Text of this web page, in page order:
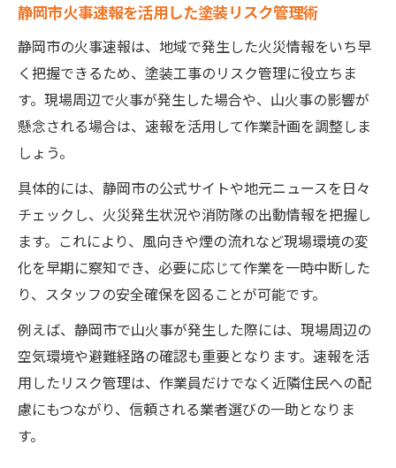
静岡市火事速報を活用した塗装リスク管理術
静岡市の火事速報は、地域で発生した火災情報をいち早
く把握できるため、塗装工事のリスク管理に役立ちま
す。現場周辺で火事が発生した場合や、山火事の影響が
懸念される場合は、速報を活用して作業計画を調整しま
しょう。
具体的には、静岡市の公式サイトや地元ニュースを日々
チェックし、火災発生状況や消防隊の出動情報を把握し
ます。これにより、風向きや煙の流れなど現場環境の変
化を早期に察知でき、必要に応じて作業を一時中断した
り、スタッフの安全確保を図ることが可能です。
例えば、静岡市で山火事が発生した際には、現場周辺の
空気環境や避難経路の確認も重要となります。速報を活
用したリスク管理は、作業員だけでなく近隣住民への配
慮にもつながり、信頼される業者選びの一助となりま
す。